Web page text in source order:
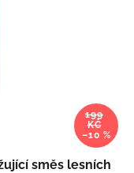
směs lesních
199
KČ
–10 %